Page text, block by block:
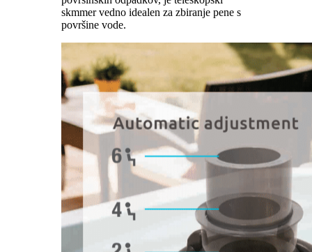
skmmer vedno idealen za zbiranje pene s
površine vode.